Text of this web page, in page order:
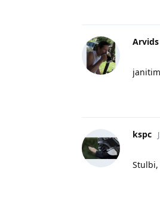
Arvids
kspc